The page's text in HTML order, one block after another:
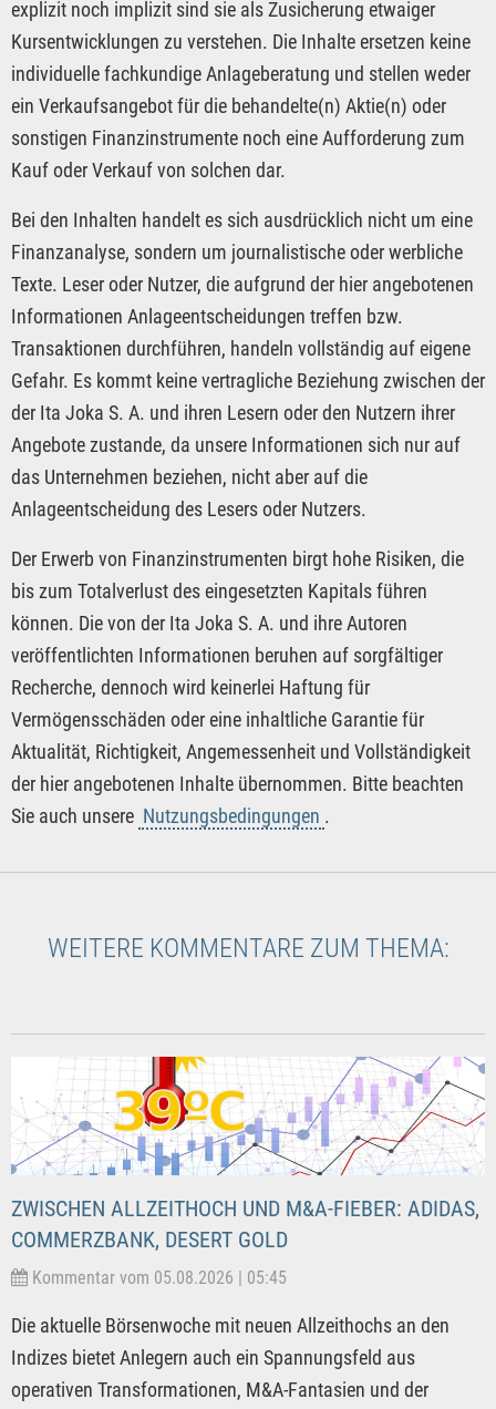
explizit noch implizit sind sie als Zusicherung etwaiger
Kursentwicklungen zu verstehen. Die Inhalte ersetzen keine
individuelle fachkundige Anlageberatung und stellen weder
ein Verkaufsangebot für die behandelte(n) Aktie(n) oder
sonstigen Finanzinstrumente noch eine Aufforderung zum
Kauf oder Verkauf von solchen dar.
Bei den Inhalten handelt es sich ausdrücklich nicht um eine
Finanzanalyse, sondern um journalistische oder werbliche
Texte. Leser oder Nutzer, die aufgrund der hier angebotenen
Informationen Anlageentscheidungen treffen bzw.
Transaktionen durchführen, handeln vollständig auf eigene
Gefahr. Es kommt keine vertragliche Beziehung zwischen der
der Ita Joka S. A. und ihren Lesern oder den Nutzern ihrer
Angebote zustande, da unsere Informationen sich nur auf
das Unternehmen beziehen, nicht aber auf die
Anlageentscheidung des Lesers oder Nutzers.
Der Erwerb von Finanzinstrumenten birgt hohe Risiken, die
bis zum Totalverlust des eingesetzten Kapitals führen
können. Die von der Ita Joka S. A. und ihre Autoren
veröffentlichten Informationen beruhen auf sorgfältiger
Recherche, dennoch wird keinerlei Haftung für
Vermögensschäden oder eine inhaltliche Garantie für
Aktualität, Richtigkeit, Angemessenheit und Vollständigkeit
der hier angebotenen Inhalte übernommen. Bitte beachten
Sie auch unsere Nutzungsbedingungen .
WEITERE KOMMENTARE ZUM THEMA:
ZWISCHEN ALLZEITHOCH UND M&A-FIEBER: ADIDAS,
COMMERZBANK, DESERT GOLD
Kommentar vom 05.08.2026 | 05:45
Die aktuelle Börsenwoche mit neuen Allzeithochs an den
Indizes bietet Anlegern auch ein Spannungsfeld aus
operativen Transformationen, M&A-Fantasien und der